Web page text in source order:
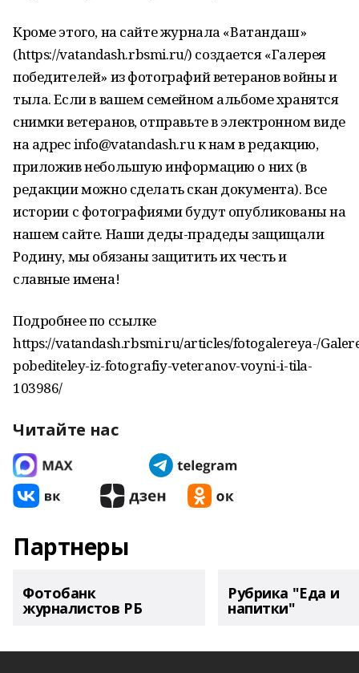
Кроме этого, на сайте журнала «Ватандаш»
(https://vatandash.rbsmi.ru/) создается «Галерея
победителей» из фотографий ветеранов войны и
тыла. Если в вашем семейном альбоме хранятся
снимки ветеранов, отправьте в электронном виде
на адрес info@vatandash.ru к нам в редакцию,
приложив небольшую информацию о них (в
редакции можно сделать скан документа). Все
истории с фотографиями будут опубликованы на
нашем сайте. Наши деды-прадеды защищали
Родину, мы обязаны защитить их честь и
славные имена!
Подробнее по ссылке
https://vatandash.rbsmi.ru/articles/fotogalereya-/
pobediteley-iz-fotografiy-veteranov-voyni-i-tila-
103986/
Читайте нас
Партнеры
Фотобанк
журналистов РБ
Рубрика "Еда и
напитки"